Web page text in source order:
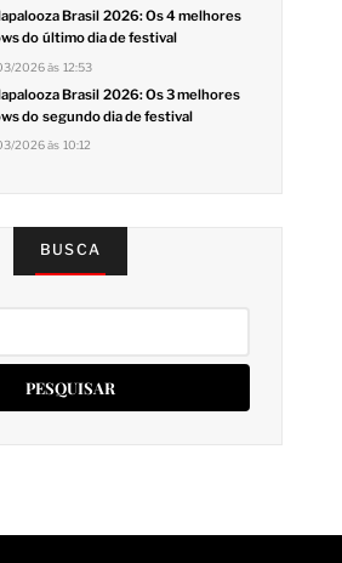
Brasil 2026: Os 4 melhores
do último dia de festival
2026 às 12:53
Brasil 2026: Os 3 melhores
do segundo dia de festival
2026 às 10:12
BUSCA